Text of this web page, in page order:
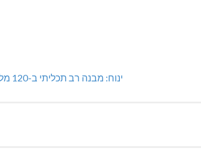
ינוח: מבנה רב תכליתי ב-120 מלש"ח